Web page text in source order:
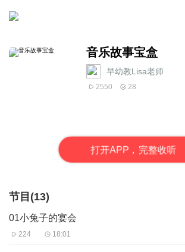
音乐故事宝盒
早幼教Lisa老师
2550 28
打开APP，完整收听
节目(13)
01小兔子的宴会
224 18:01